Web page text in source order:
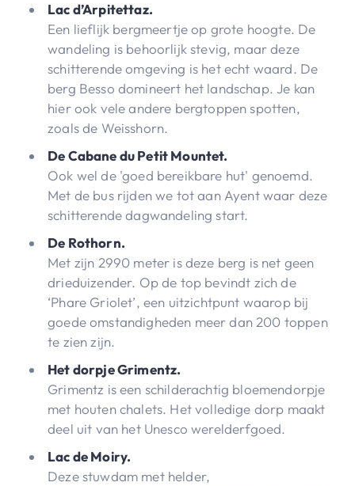
Lac d’Arpitettaz.
Een lieflijk bergmeertje op grote hoogte. De
wandeling is behoorlijk stevig, maar deze
schitterende omgeving is het echt waard. De
berg Besso domineert het landschap. Je kan
hier ook vele andere bergtoppen spotten,
zoals de Weisshorn.
De Cabane du Petit Mountet.
Ook wel de 'goed bereikbare hut' genoemd.
Met de bus rijden we tot aan Ayent waar deze
schitterende dagwandeling start.
De Rothorn.
Met zijn 2990 meter is deze berg is net geen
drieduizender. Op de top bevindt zich de
‘Phare Griolet’, een uitzichtpunt waarop bij
goede omstandigheden meer dan 200 toppen
te zien zijn.
Het dorpje Grimentz.
Grimentz is een schilderachtig bloemendorpje
met houten chalets. Het volledige dorp maakt
deel uit van het Unesco werelderfgoed.
Lac de Moiry.
Deze stuwdam met helder,